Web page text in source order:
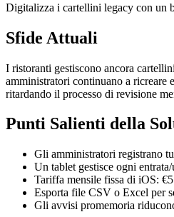
Digitalizza i cartellini legacy con un
Sfide Attuali
I ristoranti gestiscono ancora
amministratori continuano a ricreare
ritardando il processo di revisione
Punti Salienti della
Gli amministratori registrano
Un tablet gestisce ogni
Tariffa mensile fissa di iOS:
Esporta file CSV o Excel per
Gli avvisi promemoria